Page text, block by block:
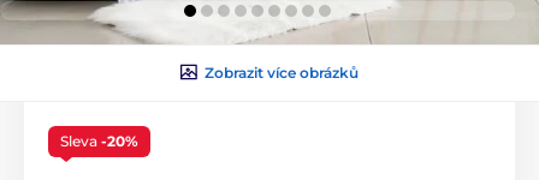
Zobrazit více obrázků
Sleva -20%